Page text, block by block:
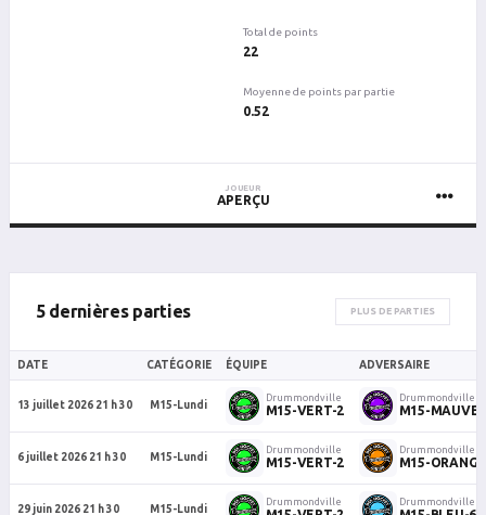
Total de points
22
Moyenne de points par partie
0.52
JOUEUR
APERÇU
5 dernières parties PLUS DE PARTIES
DATE CATÉGORIE ÉQUIPE ADVERSAIRE
13 juillet 2026 21 h 30 M15-Lundi
Drummondville
M15-VERT-2
Drummondville
M15-MAUVE-
6 juillet 2026 21 h 30 M15-Lundi
Drummondville
M15-VERT-2
Drummondville
M15-
29 juin 2026 21 h 30 M15-Lundi
Drummondville Drummondville